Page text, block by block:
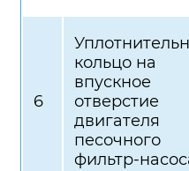
6
кольцо на
впускное
отверстие
двигателя
песочного
фильтр-